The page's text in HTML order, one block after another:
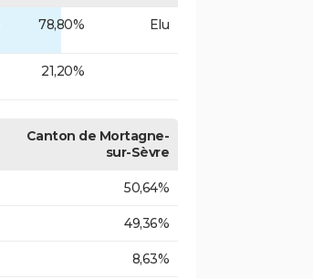
78,80% Elu
21,20%
Canton de Mortagne-
sur-Sèvre
50,64%
49,36%
8,63%